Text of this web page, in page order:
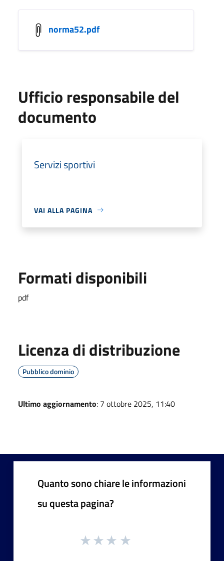
norma52.pdf
Ufficio responsabile del
documento
Servizi sportivi
VAI ALLA PAGINA
Formati disponibili
pdf
Licenza di distribuzione
Pubblico dominio
Ultimo aggiornamento: 7 ottobre 2025, 11:40
Quanto sono chiare le informazioni
su questa pagina?